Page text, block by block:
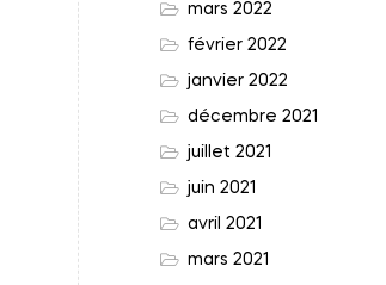
mars 2022
février 2022
janvier 2022
décembre 2021
juillet 2021
juin 2021
avril 2021
mars 2021